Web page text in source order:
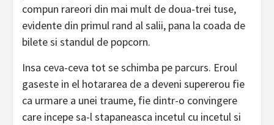
compun rareori din mai mult de doua-trei tuse,
evidente din primul rand al salii, pana la coada de
bilete si standul de popcorn.
Insa ceva-ceva tot se schimba pe parcurs. Eroul
gaseste in el hotararea de a deveni supererou fie
ca urmare a unei traume, fie dintr-o convingere
care incepe sa-l stapaneasca incetul cu incetul si